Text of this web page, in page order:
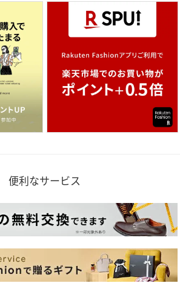
便利なサービス